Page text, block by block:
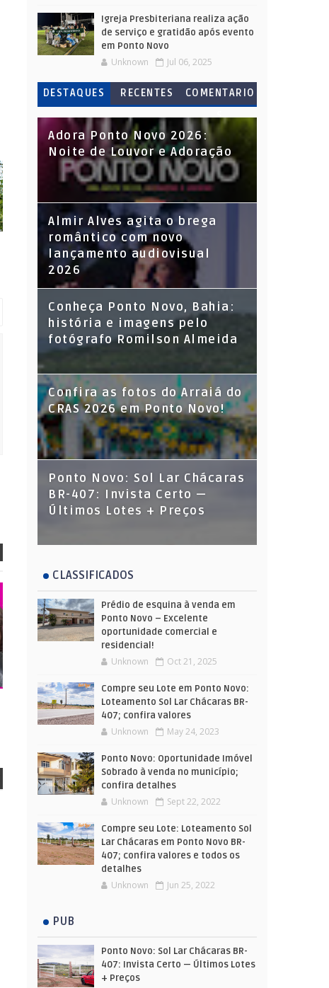
Igreja Presbiteriana realiza ação
de serviço e gratidão após evento
em Ponto Novo
Unknown Jul 06, 2025
DESTAQUES RECENTES
COMENTARIO
S
Adora Ponto Novo 2026:
Noite de Louvor e Adoração
Almir Alves agita o brega
romântico com novo
lançamento audiovisual
2026
Conheça Ponto Novo, Bahia:
história e imagens pelo
fotógrafo Romilson Almeida
Confira as fotos do Arraiá do
CRAS 2026 em Ponto Novo!
Ponto Novo: Sol Lar Chácaras
BR-407: Invista Certo —
Últimos Lotes + Preços
CLASSIFICADOS
Prédio de esquina à venda em
Ponto Novo – Excelente
oportunidade comercial e
residencial!
Unknown Oct 21, 2025
Compre seu Lote em Ponto Novo:
Loteamento Sol Lar Chácaras BR-
407; confira valores
Unknown May 24, 2023
Ponto Novo: Oportunidade Imóvel
Sobrado à venda no município;
confira detalhes
Unknown Sept 22, 2022
Compre seu Lote: Loteamento Sol
Lar Chácaras em Ponto Novo BR-
407; confira valores e todos os
detalhes
Unknown Jun 25, 2022
PUB
Ponto Novo: Sol Lar Chácaras BR-
407: Invista Certo — Últimos Lotes
+ Preços